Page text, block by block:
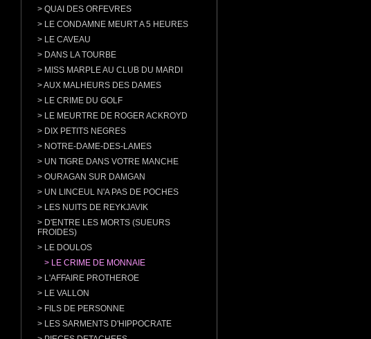
> QUAI DES ORFEVRES
> LE CONDAMNE MEURT A 5 HEURES
> LE CAVEAU
> DANS LA TOURBE
> MISS MARPLE AU CLUB DU MARDI
>AUX MALHEURS DES DAMES
> LE CRIME DU GOLF
> LE MEURTRE DE ROGER ACKROYD
> DIX PETITS NEGRES
> NOTRE-DAME-DES-LAMES
> UN TIGRE DANS VOTRE MANCHE
> OURAGAN SUR DAMGAN
> UN LINCEUL N'A PAS DE POCHES
> LES NUITS DE REYKJAVIK
> D'ENTRE LES MORTS (SUEURS
FROIDES)
> LE DOULOS
> LE CRIME DE MONNAIE
> L'AFFAIRE PROTHEROE
> LE VALLON
> FILS DE PERSONNE
> LES SARMENTS D'HIPPOCRATE